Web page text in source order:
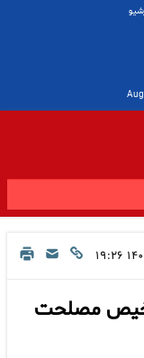
مصلحت